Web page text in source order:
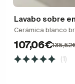
Lavabo sobre
Cerámica blanco
107,06€
(1)